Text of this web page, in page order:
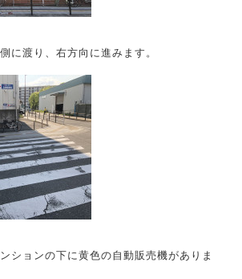
に渡り、右方向に進みます。
ションの下に黄色の自動販売機がありま